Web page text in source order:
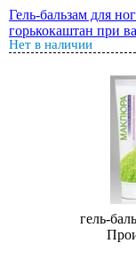
Гель-бальзам для
горькокаштан при
Нет в наличии
гель-